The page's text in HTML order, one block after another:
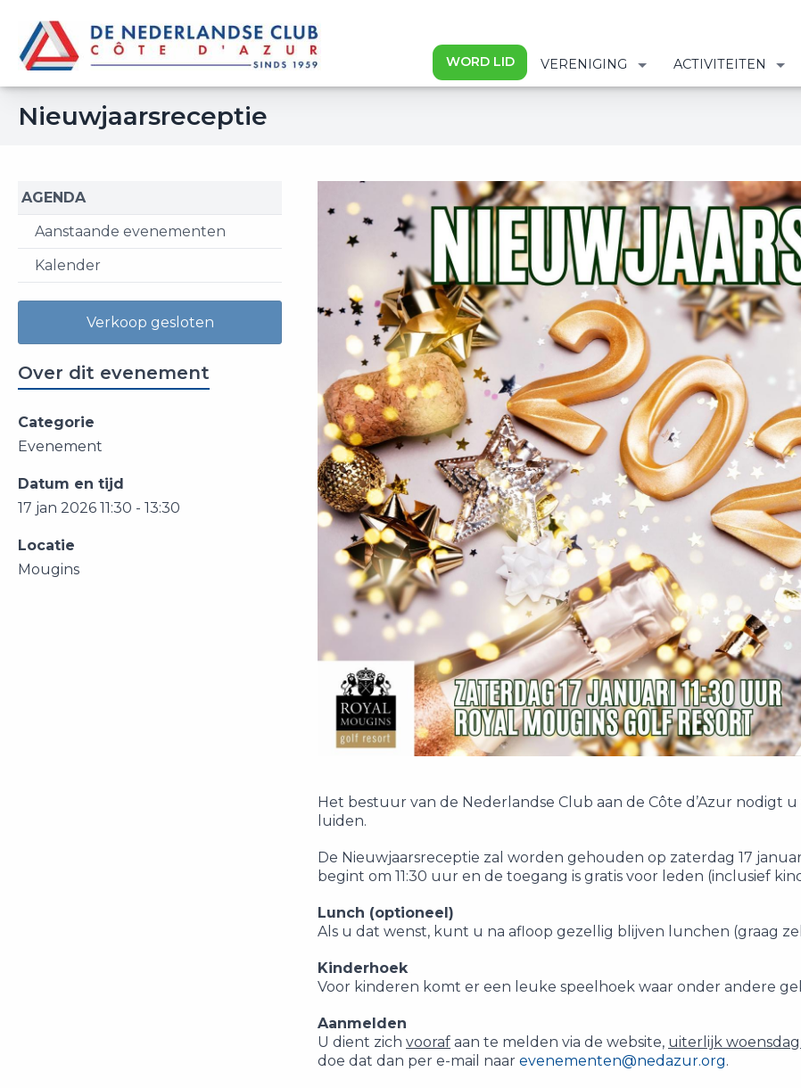
WORD LID VERENIGING ACTIVITEITEN
Nieuwjaarsreceptie
AGENDA
Aanstaande evenementen
Kalender
Verkoop gesloten
Over dit evenement
Categorie
Evenement
Datum en tijd
17 jan 2026 11:30 - 13:30
Locatie
Mougins
Het bestuur van de Nederlandse Club aan de Côte d’Azur nodigt
luiden.
De Nieuwjaarsreceptie zal worden gehouden op zaterdag 17
begint om 11:30 uur en de toegang is gratis voor leden (inclusief
Lunch (optioneel)
Als u dat wenst, kunt u na afloop gezellig blijven lunchen (graag
Kinderhoek
Voor kinderen komt er een leuke speelhoek waar onder andere
Aanmelden
U dient zich vooraf aan te melden via de website, uiterlijk woensdag
doe dat dan per e-mail naar evenementen@nedazur.org.